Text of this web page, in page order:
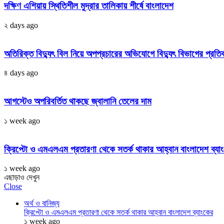
দক্ষিণ এশিয়ায় স্থিতিশীল মুদ্রার তালিকায় শীর্ষে বাংলাদেশ
২ days ago
অতিরিক্ত বিদ্যুৎ বিল নিয়ে অপপ্রচারের অভিযোগে বিদ্যুৎ বিভাগের
৪ days ago
আগস্টেও অপরিবর্তিত থাকছে জ্বালানি তেলের দাম
১ week ago
ক্রিপ্টো ও এমএলএম প্রতারণা থেকে সতর্ক থাকার আহ্বান বাংলাদেশ
১ week ago
এছাড়াও দেখুন
Close
অর্থ ও বানিজ্য
ক্রিপ্টো ও এমএলএম প্রতারণা থেকে সতর্ক থাকার আহ্বান বাংলাদেশ ব্যাংকের
১ week ago